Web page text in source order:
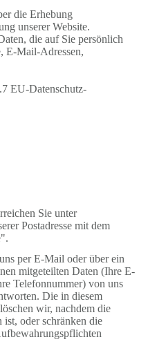
die Erhebung
unserer Website.
die auf Sie persönlich
E-Mail-Adressen,
EU-Datenschutz-
Sie unter
Postadresse mit dem
per E-Mail oder über ein
mitgeteilten Daten (Ihre E-
Telefonnummer) von uns
Die in diesem
wir, nachdem die
oder schränken die